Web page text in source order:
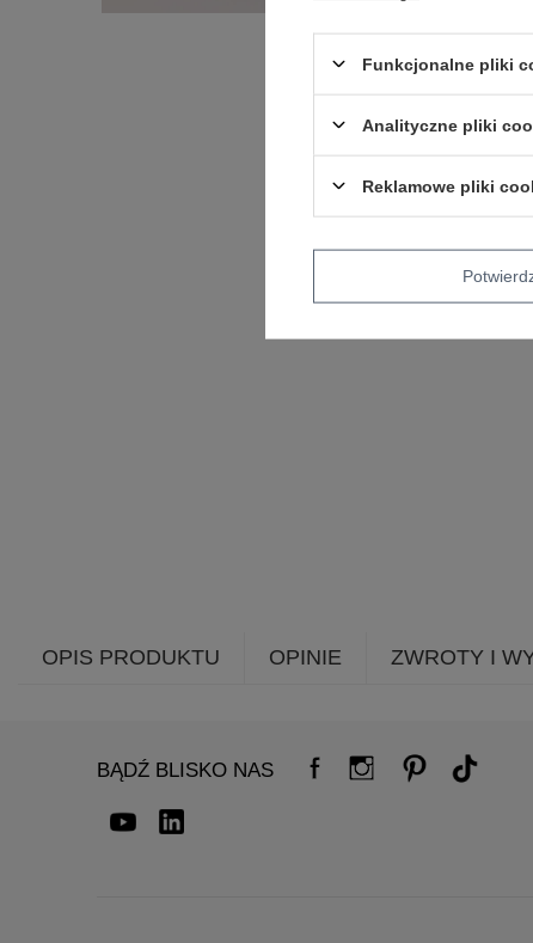
OPIS PRODUKTU OPINIE ZWROTY I
BĄDŹ BLISKO NAS
Funkcjonalne pliki
Analityczne pliki
Reklamowe pliki